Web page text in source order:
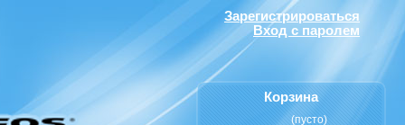
Зарегистрироваться
Вход с паролем
Корзина
(пусто)